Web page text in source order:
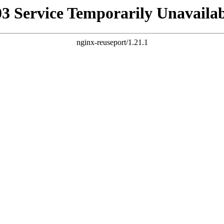
Service Temporarily
nginx-reuseport/1.21.1